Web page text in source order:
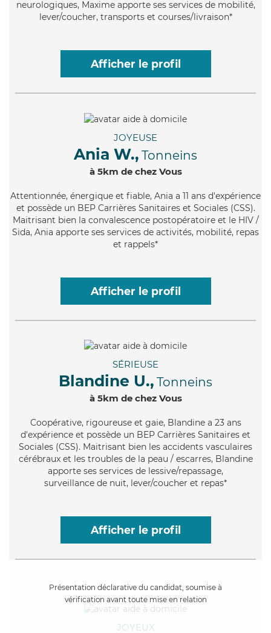
neurologiques, Maxime apporte ses services de mobilité,
lever/coucher, transports et courses/livraison*
Afficher le profil
JOYEUSE
Ania W., Tonneins
à 5km de chez Vous
Attentionnée, énergique et fiable, Ania a 11 ans d'expérience
et possède un BEP Carrières Sanitaires et Sociales (CSS).
Maitrisant bien la convalescence postopératoire et le HIV /
Sida, Ania apporte ses services de activités, mobilité, repas
et rappels*
Afficher le profil
SÉRIEUSE
Blandine U., Tonneins
à 5km de chez Vous
Coopérative, rigoureuse et gaie, Blandine a 23 ans
d'expérience et possède un BEP Carrières Sanitaires et
Sociales (CSS). Maitrisant bien les accidents vasculaires
cérébraux et les troubles de la peau / escarres, Blandine
apporte ses services de lessive/repassage,
surveillance de nuit, lever/coucher et repas*
Afficher le profil
Présentation déclarative du candidat, soumise à
vérification avant toute mise en relation
JOYEUX